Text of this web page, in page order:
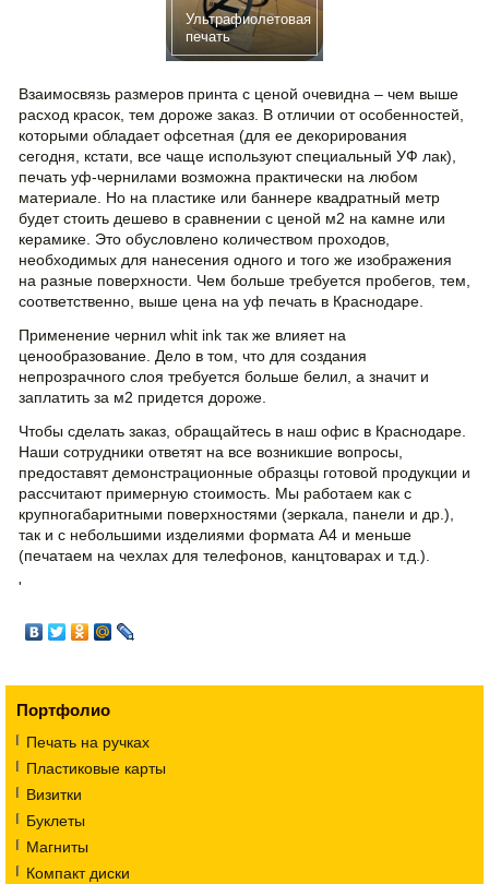
Ультрафиолетовая
печать
Взаимосвязь размеров принта с ценой очевидна – чем выше
расход красок, тем дороже заказ. В отличии от особенностей,
которыми обладает офсетная (для ее декорирования
сегодня, кстати, все чаще используют специальный УФ лак),
печать уф-чернилами возможна практически на любом
материале. Но на пластике или баннере квадратный метр
будет стоить дешево в сравнении с ценой м2 на камне или
керамике. Это обусловлено количеством проходов,
необходимых для нанесения одного и того же изображения
на разные поверхности. Чем больше требуется пробегов, тем,
соответственно, выше цена на уф печать в Краснодаре.
Применение чернил whit ink так же влияет на
ценообразование. Дело в том, что для создания
непрозрачного слоя требуется больше белил, а значит и
заплатить за м2 придется дороже.
Чтобы сделать заказ, обращайтесь в наш офис в Краснодаре.
Наши сотрудники ответят на все возникшие вопросы,
предоставят демонстрационные образцы готовой продукции и
рассчитают примерную стоимость. Мы работаем как с
крупногабаритными поверхностями (зеркала, панели и др.),
так и с небольшими изделиями формата А4 и меньше
(печатаем на чехлах для телефонов, канцтоварах и т.д.).
'
Портфолио
Печать на ручках
Пластиковые карты
Визитки
Буклеты
Магниты
Компакт диски